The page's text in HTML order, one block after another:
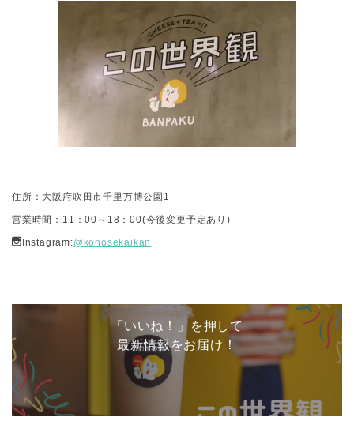
住所：大阪府吹田市千里万博公園1
営業時間：11：00～18：00(今後変更予定あり)
Instagram:@konosekaikan
「いいね！」を押して
最新情報をお届け！